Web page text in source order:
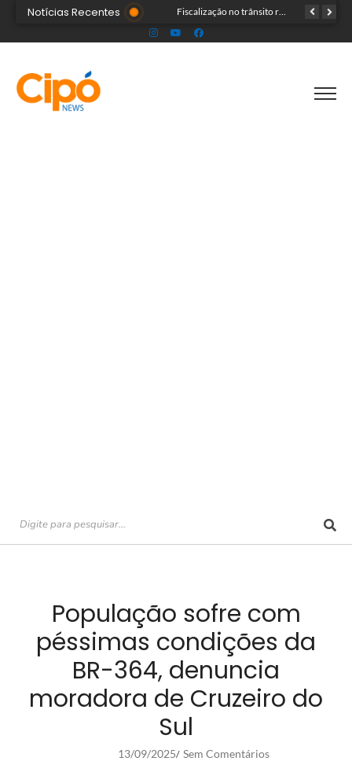
Notícias Recentes TRAGÉDIA: helicóptero cai e mata quatro pessoas; vítimas eram turistas
População sofre com
péssimas condições da
BR-364, denuncia
moradora de Cruzeiro do
Sul
13/09/2025/ Sem Comentários